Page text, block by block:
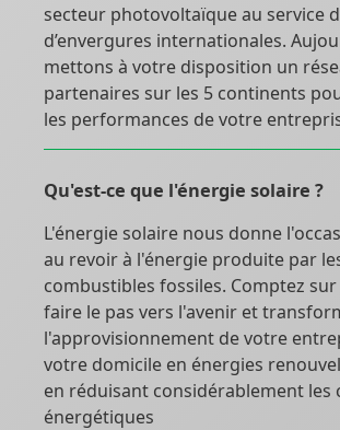
secteur photovoltaïque au service
d’envergures internationales.
mettons à votre disposition un
partenaires sur les 5 continents
les performances de votre
Qu'est-ce que l'énergie solaire ?
L'énergie solaire nous donne
au revoir à l'énergie produite par
combustibles fossiles. Comptez
faire le pas vers l'avenir et
l'approvisionnement de votre
votre domicile en énergies
en réduisant considérablement les
énergétiques